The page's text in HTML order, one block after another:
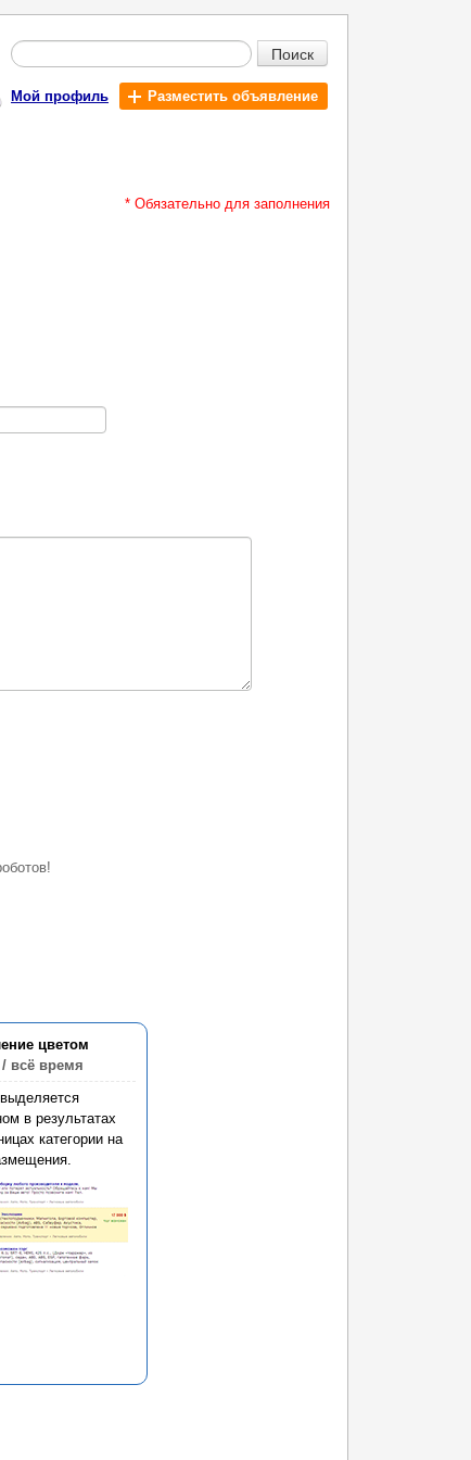
Поиск
Мой профиль Разместить объявление
* Обязательно для заполнения
цветом
/ всё время
в результатах
категории на